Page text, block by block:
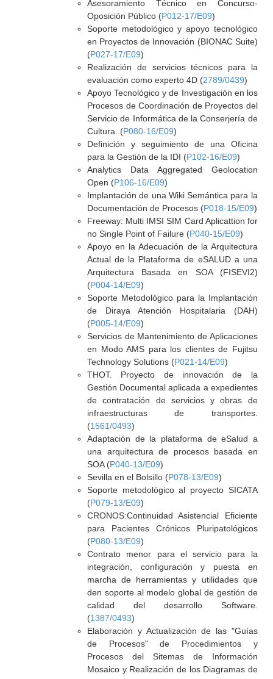
Asesoramiento Técnico en Concurso-
Oposición Público (P012-17/E09)
Soporte metodológico y apoyo tecnológico
en Proyectos de Innovación (BIONAC Suite)
(P027-17/E09)
Realización de servicios técnicos para la
evaluación como experto 4D (2789/0439)
Apoyo Tecnológico y de Investigación en los
Procesos de Coordinación de Proyectos del
Servicio de Informática de la Conserjería de
Cultura. (P080-16/E09)
Definición y seguimiento de una Oficina
para la Gestión de la IDI (P102-16/E09)
Analytics Data Aggregated Geolocation
Open (P106-16/E09)
Implantación de una Wiki Semántica para la
Documentación de Procesos (P018-15/E09)
Freeway: Multi IMSI SIM Card Aplicattion for
no Single Point of Failure (P040-15/E09)
Apoyo en la Adecuación de la Arquitectura
Actual de la Plataforma de eSALUD a una
Arquitectura Basada en SOA (FISEVI2)
(P004-14/E09)
Soporte Metodológico para la Implantación
de Diraya Atención Hospitalaria (DAH)
(P005-14/E09)
Servicios de Mantenimiento de Aplicaciones
en Modo AMS para los clientes de Fujitsu
Technology Solutions (P021-14/E09)
THOT. Proyecto de innovación de la
Gestión Documental aplicada a expedientes
de contratación de servicios y obras de
infraestructuras de transportes.
(1561/0493)
Adaptación de la plataforma de eSalud a
una arquitectura de procesos basada en
SOA (P040-13/E09)
Sevilla en el Bolsillo (P078-13/E09)
Soporte metodológico al proyecto SICATA
(P079-13/E09)
CRONOS:Continuidad Asistencial Eficiente
para Pacientes Crónicos Pluripatológicos
(P080-13/E09)
Contrato menor para el servicio para la
integración, configuración y puesta en
marcha de herramientas y utilidades que
den soporte al modelo global de gestión de
calidad del desarrollo Software.
(1387/0493)
Elaboración y Actualización de las "Guías
de Procesos" de Procedimientos y
Procesos del Sitemas de Información
Mosaico y Realización de los Diagramas de